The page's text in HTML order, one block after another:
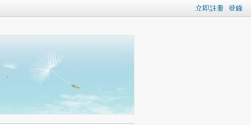
立即註冊 登錄